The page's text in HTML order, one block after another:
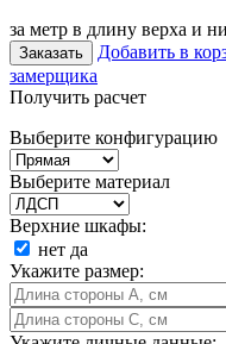
за метр в длину верха и
Заказать Добавить в
замерщика
Получить расчет
Выберите конфигурацию
Выберите материал
Верхние шкафы:
нет да
Укажите размер: